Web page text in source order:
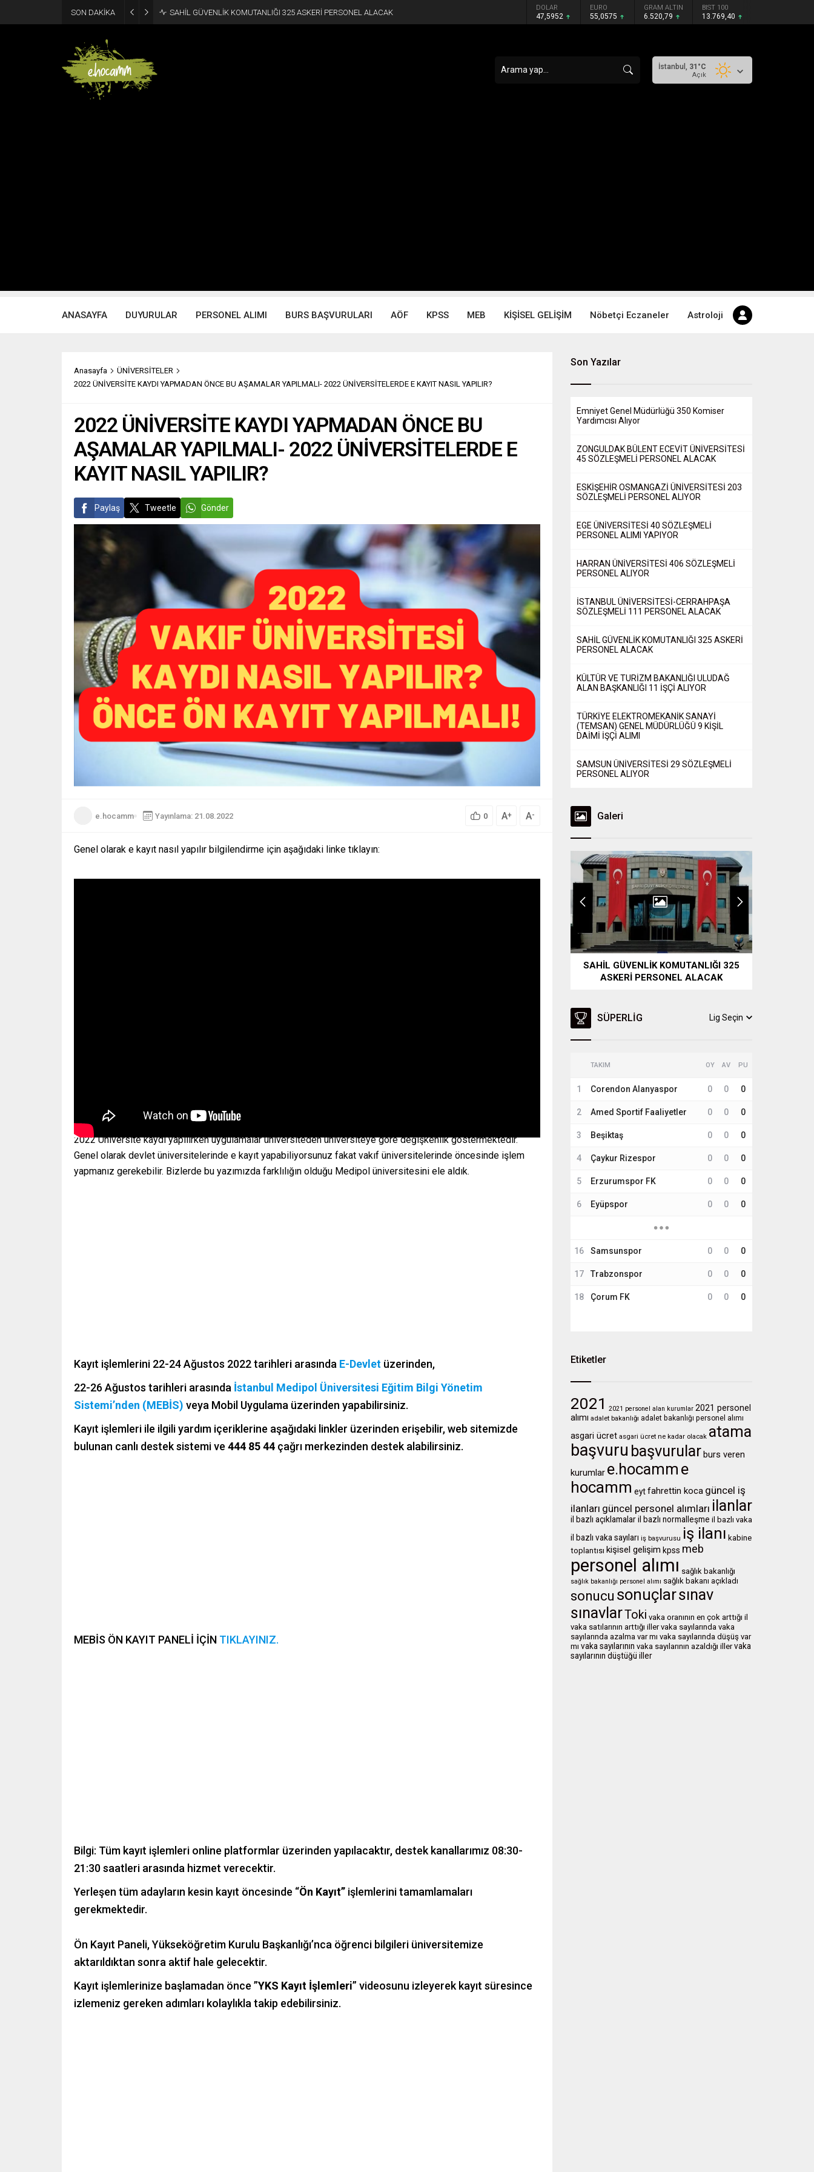
SON DAKİKA SAHİL GÜVENLİK KOMUTANLIĞI 325 ASKERİ PERSONEL ALACAK DOLAR
47,5952
EURO
55,0575
GRAM ALTIN
6.520,79
BIST 100
13.769,40
İstanbul, 31 °C
Açık
ANASAYFA DUYURULAR PERSONEL ALIMI BURS BAŞVURULARI AÖF KPSS MEB KİŞİSEL GELİŞİM Nöbetçi Eczaneler Astroloji
Anasayfa
ÜNİVERSİTELER
2022 ÜNİVERSİTE KAYDI YAPMADAN ÖNCE BU AŞAMALAR YAPILMALI- 2022 ÜNİVERSİTELERDE E KAYIT NASIL YAPILIR?
2022 ÜNİVERSİTE KAYDI YAPMADAN ÖNCE BU
AŞAMALAR YAPILMALI- 2022 ÜNİVERSİTELERDE E
KAYIT NASIL YAPILIR?
Paylaş Tweetle Gönder
e.hocamm Yayınlama: 21.08.2022 0 A+ A-
Genel olarak e kayıt nasıl yapılır bilgilendirme için aşağıdaki linke tıklayın:
2022 Üniversite kaydı yapılırken uygulamalar üniversiteden üniversiteye göre değişkenlik göstermektedir.
Genel olarak devlet üniversitelerinde e kayıt yapabiliyorsunuz fakat vakıf üniversitelerinde öncesinde işlem
yapmanız gerekebilir. Bizlerde bu yazımızda farklılığın olduğu Medipol üniversitesini ele aldık.
Kayıt işlemlerini 22-24 Ağustos 2022 tarihleri arasında E-Devlet üzerinden,
22-26 Ağustos tarihleri arasında İstanbul Medipol Üniversitesi Eğitim Bilgi Yönetim
Sistemi’nden (MEBİS) veya Mobil Uygulama üzerinden yapabilirsiniz.
Kayıt işlemleri ile ilgili yardım içeriklerine aşağıdaki linkler üzerinden erişebilir, web sitemizde
bulunan canlı destek sistemi ve 444 85 44 çağrı merkezinden destek alabilirsiniz.
MEBİS ÖN KAYIT PANELİ İÇİN TIKLAYINIZ.
Bilgi: Tüm kayıt işlemleri online platformlar üzerinden yapılacaktır, destek kanallarımız 08:30-
21:30 saatleri arasında hizmet verecektir.
Yerleşen tüm adayların kesin kayıt öncesinde “Ön Kayıt” işlemlerini tamamlamaları
gerekmektedir.
Ön Kayıt Paneli, Yükseköğretim Kurulu Başkanlığı’nca öğrenci bilgileri üniversitemize
aktarıldıktan sonra aktif hale gelecektir.
Kayıt işlemlerinize başlamadan önce ”YKS Kayıt İşlemleri” videosunu izleyerek kayıt süresince
izlemeniz gereken adımları kolaylıkla takip edebilirsiniz.
Son Yazılar
Emniyet Genel Müdürlüğü 350 Komiser
Yardımcısı Alıyor
ZONGULDAK BÜLENT ECEVİT ÜNİVERSİTESİ
45 SÖZLEŞMELİ PERSONEL ALACAK
ESKİŞEHİR OSMANGAZİ ÜNİVERSİTESİ 203
SÖZLEŞMELİ PERSONEL ALIYOR
EGE ÜNİVERSİTESİ 40 SÖZLEŞMELİ
PERSONEL ALIMI YAPIYOR
HARRAN ÜNİVERSİTESİ 406 SÖZLEŞMELİ
PERSONEL ALIYOR
İSTANBUL ÜNİVERSİTESİ-CERRAHPAŞA
SÖZLEŞMELİ 111 PERSONEL ALACAK
SAHİL GÜVENLİK KOMUTANLIĞI 325 ASKERİ
PERSONEL ALACAK
KÜLTÜR VE TURİZM BAKANLIĞI ULUDAĞ
ALAN BAŞKANLIĞI 11 İŞÇİ ALIYOR
TÜRKİYE ELEKTROMEKANİK SANAYİ
(TEMSAN) GENEL MÜDÜRLÜĞÜ 9 KİŞİL
DAİMİ İŞÇİ ALIMI
SAMSUN ÜNİVERSİTESİ 29 SÖZLEŞMELİ
PERSONEL ALIYOR
Galeri
SAHİL GÜVENLİK KOMUTANLIĞI 325
ASKERİ PERSONEL ALACAK
SÜPERLIG Lig Seçin
TAKIM OY AV PU
1 Corendon Alanyaspor 0 0 0
2 Amed Sportif Faaliyetler 0 0 0
3 Beşiktaş 0 0 0
4 Çaykur Rizespor 0 0 0
5 Erzurumspor FK 0 0 0
6 Eyüpspor 0 0 0
16 Samsunspor 0 0 0
17 Trabzonspor 0 0 0
18 Çorum FK 0 0 0
Etiketler
2021 2021 personel alan kurumlar 2021 personel
alımı adalet bakanlığı adalet bakanlığı personel alımı
asgari ücret asgari ücret ne kadar olacak atama
başvuru başvurularburs veren
kurumlar e.hocamm e
hocamm eytfahrettin koca güncel iş
ilanları güncel personel alımları ilanlar
il bazlı açıklamalaril bazlı normalleşme il bazlı vaka
il bazlı vaka sayıları iş başvurusu iş ilanı kabine
toplantısı kişisel gelişim kpss meb
personel alımı sağlık bakanlığı
sağlık bakanlığı personel alımı sağlık bakanı açıkladı
sonucu sonuçlarsınav
sınavlarToki vaka oranının en çok arttığı il
vaka satılarının arttığı iller vaka sayılarında vaka
sayılarında azalma var mı vaka sayılarında düşüş var
mı vaka sayılarının vaka sayılarının azaldığı iller vaka
sayılarının düştüğü iller